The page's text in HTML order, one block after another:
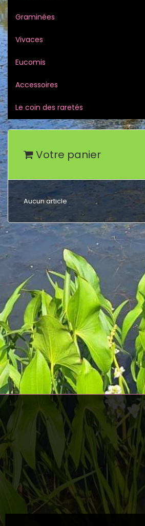
Graminées
Vivaces
Eucomis
Accessoires
Le coin des raretés
Votre panier
Aucun article